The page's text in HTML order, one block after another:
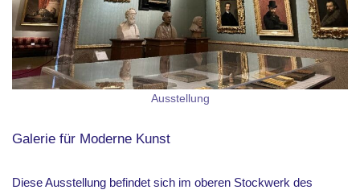
Ausstellung
Galerie für Moderne Kunst
Diese Ausstellung befindet sich im oberen Stockwerk des